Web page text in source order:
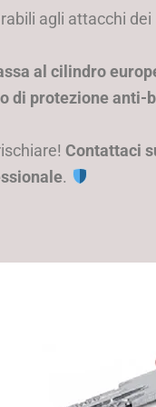
agli attacchi dei
al cilindro
di protezione anti-
Contattaci
.